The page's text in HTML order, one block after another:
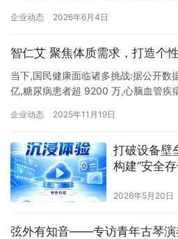
价，信息高度不对称，处置结果高度依
上化流程、竞价机制和大数据工具，试
范式。在…
企业动态 2026年6月4日
智仁艾 聚焦体质需求，打造
当下,国民健康面临诸多挑战:据公开数
亿,糖尿病患者超 9200 万,心脑血管疾
关因素占比相对有限。面对这些健康议
“体质的改善不是一朝一夕之功,需要长
企业动态 2025年11月19日
打破设备壁
构建“安全
2026年5月20日
弦外有知音——专访青年古琴演